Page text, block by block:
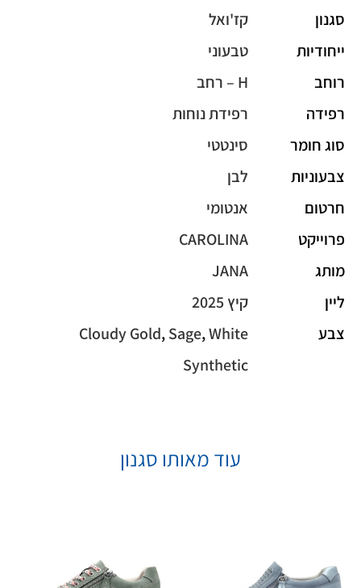
סגנון
קז'ואל
ייחודיות
טבעוני
רוחב
H – רחב
רפידה
רפידת נוחות
סוג חומר
סינטטי
צבעוניות
לבן
חרטום
אנטומי
פרוייקט
CAROLINA
מותג
JANA
ליין
קיץ 2025
צבע
Cloudy Gold,Sage,White
Synthetic
עוד מאותו סגנון